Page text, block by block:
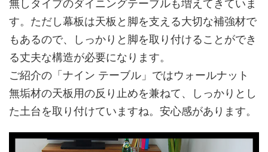
無しタイプのダイニングテーブルも増えてきていま
す。ただし幕板は天板と脚を支える大切な補強材で
もあるので、しっかりと脚を取り付けることができ
る丈夫な構造が必要になります。
ご紹介の「ナイン テーブル」ではウォールナット
無垢材の天板用の反り止めを兼ねて、しっかりとし
た土台を取り付けていますね。安心感があります。